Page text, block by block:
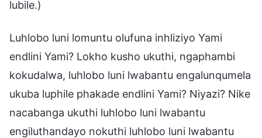
lubile.)
Luhlobo luni lomuntu olufuna inhliziyo Yami
endlini Yami? Lokho kusho ukuthi, ngaphambi
kokudalwa, luhlobo luni lwabantu engalunqumela
ukuba luphile phakade endlini Yami? Niyazi? Nike
nacabanga ukuthi luhlobo luni lwabantu
engiluthandayo nokuthi luhlobo luni lwabantu